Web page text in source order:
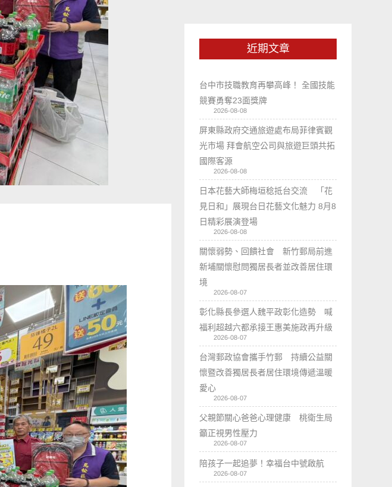
近期文章
台中市技職教育再攀高峰！ 全國技能
競賽勇奪23面獎牌
2026-08-08
屏東縣政府交通旅遊處布局菲律賓觀
光市場 拜會航空公司與旅遊巨頭共拓
國際客源
2026-08-08
日本花藝大師梅垣稔抵台交流 「花
見日和」展現台日花藝文化魅力 8月8
日精彩展演登場
2026-08-08
關懷弱勢、回饋社會 新竹郵局前進
新埔關懷慰問獨居長者並改善居住環
境
2026-08-07
彰化縣長參選人魏平政彰化造勢 喊
福利超越六都承接王惠美施政再升級
2026-08-07
台灣郵政協會攜手竹郵 持續公益關
懷暨改善獨居長者居住環境傳遞溫暖
愛心
2026-08-07
父親節關心爸爸心理健康 桃衛生局
籲正視男性壓力
2026-08-07
陪孩子一起追夢！幸福台中號啟航
2026-08-07